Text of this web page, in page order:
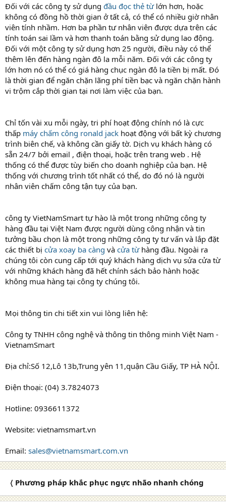
Đối với các công ty sử dụng đầu đọc thẻ từlớn hơn, hoặc
không có đồng hồ thời gian ở tất cả, có thể có nhiều giờ nhân
viên tính nhầm. Hơn ba phần tư nhân viên được dựa trên các
tính toán sai lầm và hơn thanh toán bằng sử dụng lao động.
Đối với một công ty sử dụng hơn 25 người, điều này có thể
thêm lên đến hàng ngàn đô la mỗi năm. Đối với các công ty
lớn hơn nó có thể có giá hàng chục ngàn đô la tiền bị mất. Đó
là thời gian để ngăn chặn lãng phí tiền bạc và ngăn chặn hành
vi trộm cắp thời gian tại nơi làm việc của bạn.
Chỉ tốn vài xu mỗi ngày, tri phí hoạt động chính nó là cực
thấp máy chấm công ronald jack hoạt động với bất kỳ chương
trình biên chế, và không cần giấy tờ. Dịch vụ khách hàng có
sẵn 24/7 bởi email , điện thoại, hoặc trên trang web . Hệ
thống có thể được tùy biến cho doanh nghiệp của bạn. Hệ
thống với chương trình tốt nhất có thể, do đó nó là người
nhân viên chấm công tận tụy của bạn.
công ty VietNamSmart tự hào là một trong những công ty
hàng đầu tại Việt Nam được người dùng công nhận và tin
tưởng bầu chọn là một trong những công ty tư vấn và lắp đặt
các thiết bị cửa xoay ba càng và cửa từhàng đầu. Ngoài ra
chúng tôi còn cung cấp tới quý khách hàng dịch vụ sửa cửa từ
với những khách hàng đã hết chính sách bảo hành hoặc
không mua hàng tại công ty chúng tôi.
Mọi thông tin chi tiết xin vui lòng liên hệ:
Công ty TNHH công nghệ và thông tin thông minh Việt Nam -
VietnamSmart
Địa chỉ:Số 12,Lô 13b,Trung yên 11,quận Cầu Giấy, TP HÀ NỘI.
Điện thoại: (04) 3.7824073
Hotline: 0936611372
Website: vietnamsmart.vn
Email: sales@vietnamsmart.com.vn
〈 Phương pháp khắc phục ngực nhão nhanh chóng